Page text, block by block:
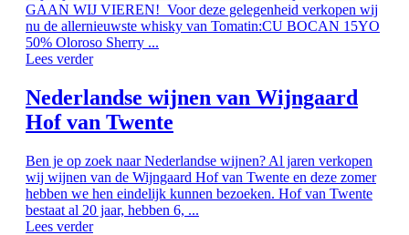
GAAN WIJ VIEREN! Voor deze gelegenheid verkopen wij
nu de allernieuwste whisky van Tomatin:CU BOCAN 15YO
50% Oloroso Sherry ...
Lees verder
Nederlandse wijnen van Wijngaard
Hof van Twente
Ben je op zoek naar Nederlandse wijnen? Al jaren verkopen
wij wijnen van de Wijngaard Hof van Twente en deze zomer
hebben we hen eindelijk kunnen bezoeken. Hof van Twente
bestaat al 20 jaar, hebben 6, ...
Lees verder